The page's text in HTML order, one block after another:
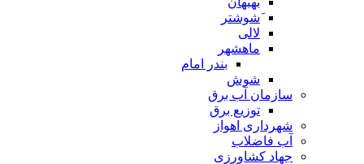
َشوشتر
لالی
ماهشهر
بندر امام
شوش
سازمان آب برق
توزیع برق
شهرداری اهواز
آب فاضلاب
جهاد کشاورزی